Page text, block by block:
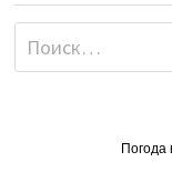
Найти:
Погода